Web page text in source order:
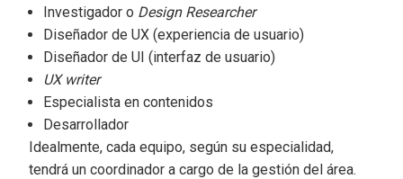
Investigador o Design Researcher
Diseñador de UX (experiencia de usuario)
Diseñador de UI (interfaz de usuario)
UX writer
Especialista en contenidos
Desarrollador
Idealmente, cada equipo, según su especialidad,
tendrá un coordinador a cargo de la gestión del área.